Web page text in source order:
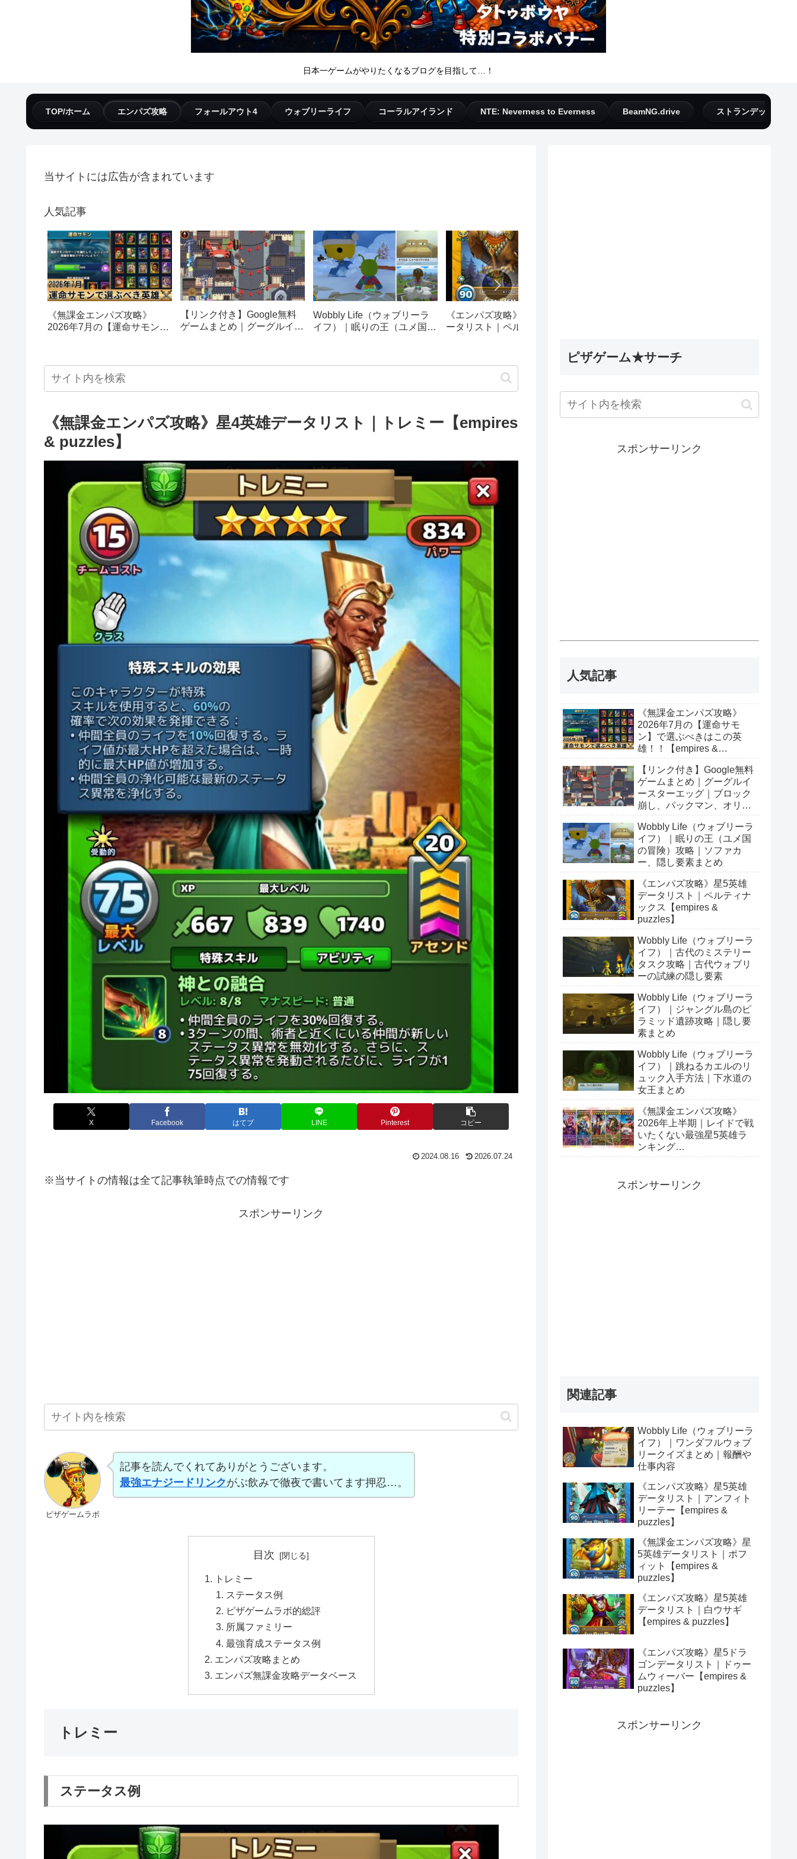
日本一ゲームがやりたくなるブログを目指して…！
TOP/ホーム エンパズ攻略 フォールアウト4 ウォブリーライフ コーラルアイランド NTE: Neverness to Everness BeamNG.drive ストランデッドディ
当サイトには広告が含まれています
人気記事
《無課金エンパズ攻略》
2026年7月の【運命サモン】
【リンク付き】Google無料
ゲームまとめ｜グーグルイー
Wobbly Life（ウォブリーラ
イフ）｜眠りの王（ユメ国の
《エンパズ攻略》星5英雄デ
ータリスト｜ペルティナック
試練の隠し要素
《無課金エンパズ攻略》星4英雄データリスト｜トレミー【empires
& puzzles】
X Facebook はてブ LINE Pinterest コピー
2024.08.16 2026.07.24
※当サイトの情報は全て記事執筆時点での情報です
スポンサーリンク
ピザゲームラボ
記事を読んでくれてありがとうございます。
最強エナジードリンクがぶ飲みで徹夜で書いてます押忍…。
目次
トレミー
ステータス例
ピザゲームラボ的総評
所属ファミリー
最強育成ステータス例
エンパズ攻略まとめ
エンパズ無課金攻略データベース
トレミー
ステータス例
ピザゲーム★サーチ
スポンサーリンク
人気記事
《無課金エンパズ攻略》
2026年7月の【運命サモ
ン】で選ぶべきはこの英
雄！！【empires &
【リンク付き】Google無料
ゲームまとめ｜グーグルイ
ースターエッグ｜ブロック
崩し、パックマン、オリン
Wobbly Life（ウォブリーラ
イフ）｜眠りの王（ユメ国
の冒険）攻略｜ソファカ
ー、隠し要素まとめ
《エンパズ攻略》星5英雄
データリスト｜ペルティナ
ックス【empires &
puzzles】
Wobbly Life（ウォブリーラ
イフ）｜古代のミステリー
タスク攻略｜古代ウォブリ
ーの試練の隠し要素
Wobbly Life（ウォブリーラ
イフ）｜ジャングル島のピ
ラミッド遺跡攻略｜隠し要
素まとめ
Wobbly Life（ウォブリーラ
イフ）｜跳ねるカエルのリ
ュック入手方法｜下水道の
女王まとめ
《無課金エンパズ攻略》
2026年上半期｜レイドで戦
いたくない最強星5英雄ラ
ンキング
スポンサーリンク
関連記事
Wobbly Life（ウォブリーラ
イフ）｜ワンダフルウォブ
リークイズまとめ｜報酬や
仕事内容
《エンパズ攻略》星5英雄
データリスト｜アンフィト
リーテー【empires &
puzzles】
《無課金エンパズ攻略》星
5英雄データリスト｜ポフ
ィット【empires &
puzzles】
《エンパズ攻略》星5英雄
データリスト｜白ウサギ
【empires & puzzles】
《エンパズ攻略》星5ドラ
ゴンデータリスト｜ドゥー
ムウィーバー【empires &
puzzles】
スポンサーリンク